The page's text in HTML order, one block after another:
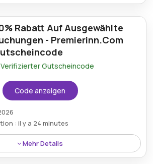
15% Rabatt auf jede Buchung bei
wodurch Reiseaufenthalte für
erschwinglicher werden.
Rabatt Auf Ausgewählte
- Premierinn.Com
Verifizierter Gutscheincode
Code anzeigen
: il y a 24 minutes
Mehr Details
bei Premierinn.com sind